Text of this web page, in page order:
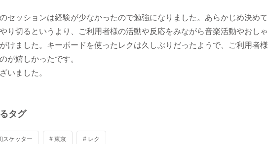
セッションは経験が少なかったので勉強になりました。あらかじめ決めて
り切るというより、ご利用者様の活動や反応をみながら音楽活動やおしゃ
けました。キーボードを使ったレクは久しぶりだったようで、ご利用者様
が嬉しかったです。
いました。
タグ
スケッター # 東京 # レク